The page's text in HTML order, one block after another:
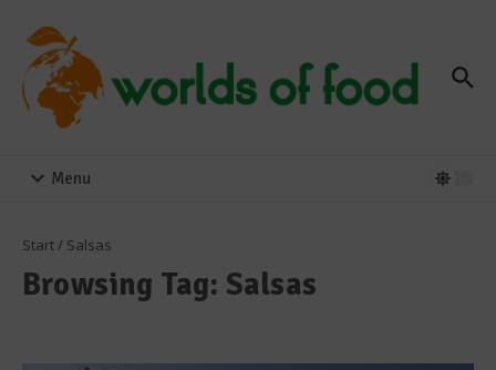
Menu
Start/ Salsas
Browsing Tag: Salsas